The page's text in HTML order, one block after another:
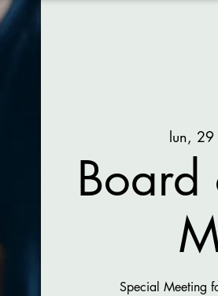
lun, 29
Board
Special Meeting